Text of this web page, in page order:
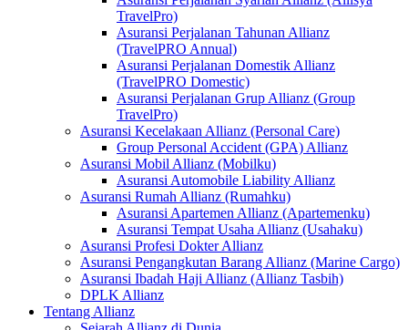
TravelPro)
Asuransi Perjalanan Tahunan Allianz
(TravelPRO Annual)
Asuransi Perjalanan Domestik Allianz
(TravelPRO Domestic)
Asuransi Perjalanan Grup Allianz (Group
TravelPro)
Asuransi Kecelakaan Allianz (Personal Care)
Group Personal Accident (GPA) Allianz
Asuransi Mobil Allianz (Mobilku)
Asuransi Automobile Liability Allianz
Asuransi Rumah Allianz (Rumahku)
Asuransi Apartemen Allianz (Apartemenku)
Asuransi Tempat Usaha Allianz (Usahaku)
Asuransi Profesi Dokter Allianz
Asuransi Pengangkutan Barang Allianz (Marine Cargo)
Asuransi Ibadah Haji Allianz (Allianz Tasbih)
DPLK Allianz
Tentang Allianz